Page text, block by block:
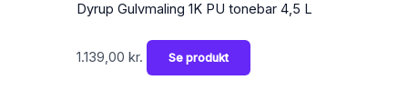
Dyrup Gulvmaling 1K PU tonebar 4,5 L
1.139,00 kr. Se produkt